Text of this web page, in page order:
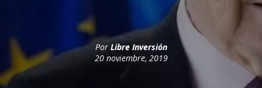
Por Libre Inversión
20 noviembre, 2019